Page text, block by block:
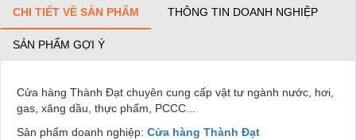
CHI TIẾT VỀ SẢN PHẨM THÔNG TIN DOANH NGHIỆP
SẢN PHẨM GỢI Ý
Cửa hàng Thành Đạt chuyên cung cấp vật tư ngành nước, hơi,
gas, xăng dầu, thực phẩm, PCCC...
Sản phẩm doanh nghiệp: Cửa hàng Thành Đạt